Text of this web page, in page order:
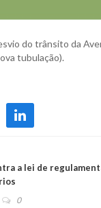
do trânsito da
tubulação).
a lei de
0